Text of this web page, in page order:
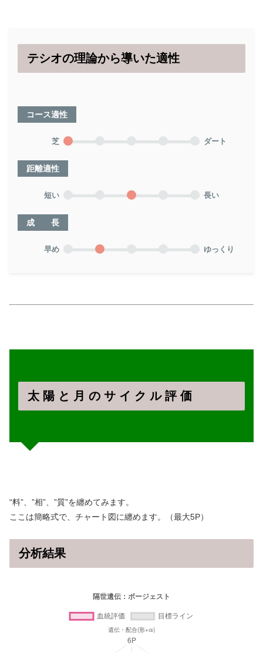
テシオの理論から導いた適性
コース適性
芝 ダート
距離適性
短い 長い
成 長
早め ゆっくり
太 陽 と 月 の サ イ ク ル 評 価
“料”、”相”、”質”を纏めてみます。
ここは簡略式で、チャート図に纏めます。（最大5P）
分析結果